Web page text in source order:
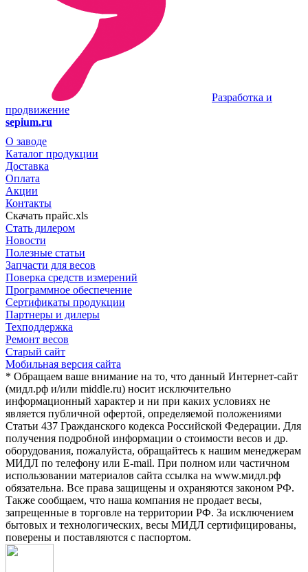
Разработка и
продвижение
sepium.ru
О заводе
Каталог продукции
Доставка
Оплата
Акции
Контакты
Скачать прайс.xls
Стать дилером
Новости
Полезные статьи
Запчасти для весов
Поверка средств измерений
Программное обеспечение
Сертификаты продукции
Партнеры и дилеры
Техподдержка
Ремонт весов
Старый сайт
Мобильная версия сайта
* Обращаем ваше внимание на то, что данный Интернет-сайт
(мидл.рф и/или middle.ru) носит исключительно
информационный характер и ни при каких условиях не
является публичной офертой, определяемой положениями
Статьи 437 Гражданского кодекса Российской Федерации. Для
получения подробной информации о стоимости весов и др.
оборудования, пожалуйста, обращайтесь к нашим менеджерам
МИДЛ по телефону или E-mail. При полном или частичном
использовании материалов сайта ссылка на www.мидл.рф
обязательна. Все права защищены и охраняются законом РФ.
Также сообщаем, что наша компания не продает весы,
запрещенные в торговле на территории РФ. За исключением
бытовых и технологических, весы МИДЛ сертифицированы,
поверены и поставляются с паспортом.